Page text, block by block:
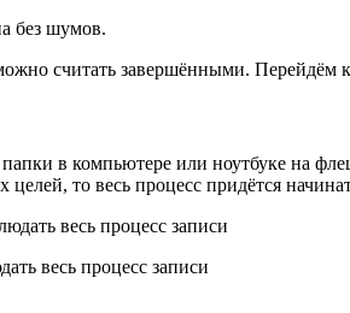
без шумов.
считать завершёнными. Перейдём
в компьютере или ноутбуке на
то весь процесс придётся
весь процесс записи